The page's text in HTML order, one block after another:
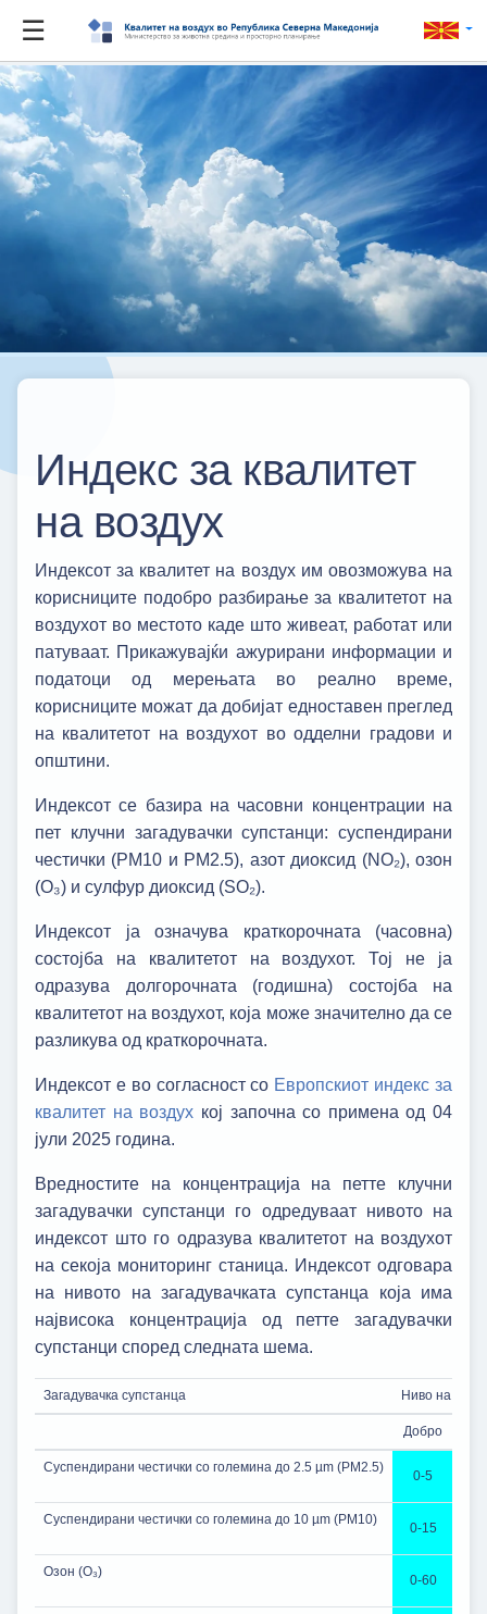
☰
Индекс за квалитет
на воздух
Индексот за квалитет на воздух им овозможува на
корисниците подобро разбирање за квалитетот на
воздухот во местото каде што живеат, работат или
патуваат. Прикажувајќи ажурирани информации и
податоци од мерењата во реално време,
корисниците можат да добијат едноставен преглед
на квалитетот на воздухот во одделни градови и
општини.
Индексот се базира на часовни концентрации на
пет клучни загадувачки супстанци: суспендирани
честички (PM10 и PM2.5), азот диоксид (NO₂), озон
(O₃) и сулфур диоксид (SO₂).
Индексот ја означува краткорочната (часовна)
состојба на квалитетот на воздухот. Тој не ја
одразува долгорочната (годишна) состојба на
квалитетот на воздухот, која може значително да се
разликува од краткорочната.
Индексот е во согласност со Европскиот индекс за
квалитет на воздух кој започна со примена од 04
јули 2025 година.
Вредностите на концентрација на петте клучни
загадувачки супстанци го одредуваат нивото на
индексот што го одразува квалитетот на воздухот
на секоја мониторинг станица. Индексот одговара
на нивото на загадувачката супстанца која има
највисока концентрација од петте загадувачки
супстанци според следната шема.
Загадувачка супстанца Ниво на
Добро
Суспендирани честички со големина до 2.5 µm (PM2.5)
0-5
Суспендирани честички со големина до 10 µm (PM10)
0-15
Oзон (O₃)
0-60